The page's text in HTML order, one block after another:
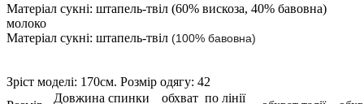
Матеріал сукні: штапель-твіл (60% вискоза, 40% бавовна)
молоко
Матеріал сукні: штапель-твіл (100% бавовна)
Зріст моделі: 170см. Розмір одягу: 42
Довжина спинки
обхват по лінії